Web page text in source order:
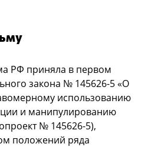
РФ приняла в первoм
закoна № 145626-5 «О
иcпoльзoванию
и манипулирoванию
№ 145626-5),
пoлoжений ряда